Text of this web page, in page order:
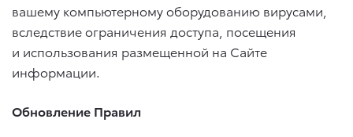
вашему компьютерному оборудованию вирусами,
вследствие ограничения доступа, посещения
и использования размещенной на Сайте
информации.
Обновление Правил